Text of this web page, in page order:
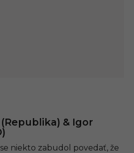
& Igor
niekto zabudol povedať, že